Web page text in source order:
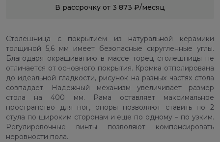
В рассрочку от 3 873 ₽/месяц
Столешница с покрытием из натуральной керамики
толщиной 5,6 мм имеет безопасные скругленные углы.
Благодаря окрашиванию в массе торец столешницы не
отличается от основного покрытия. Кромка отполирована
до идеальной гладкости, рисунок на разных частях стола
совпадает. Надежный механизм увеличивает размер
стола на 400 мм. Рама оставляет максимальное
пространство для ног, опоры позволяют ставить по 2
стула по широким сторонам и еще по одному – по узким.
Регулировочные винты позволяют компенсировать
неровности пола.